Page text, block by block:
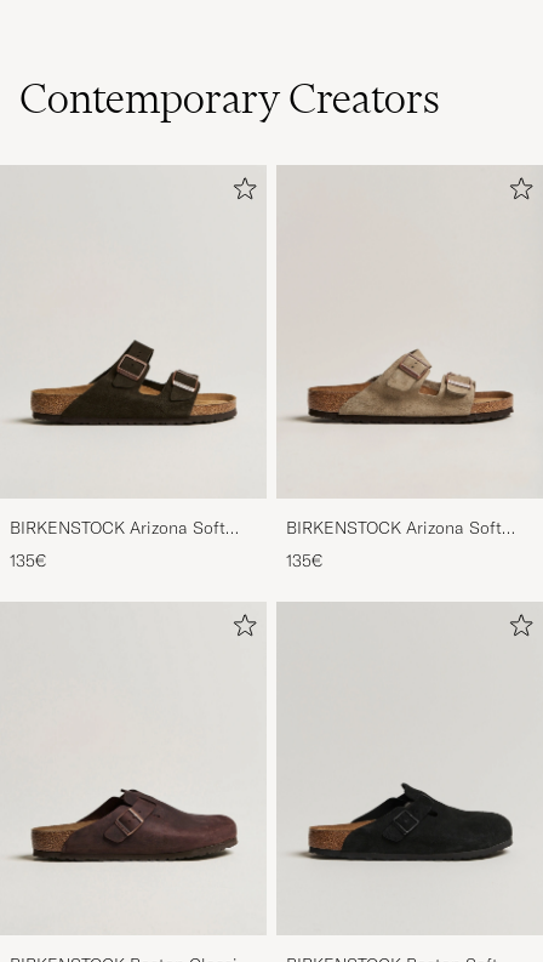
Contemporary Creators
BIRKENSTOCK Arizona Soft
Footbed Mocca Suede
135€
BIRKENSTOCK Arizona Soft
Footbed Taupe Suede
135€